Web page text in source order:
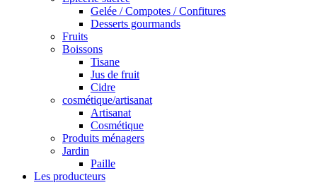
Gelée / Compotes / Confitures
Desserts gourmands
Fruits
Boissons
Tisane
Jus de fruit
Cidre
cosmétique/artisanat
Artisanat
Cosmétique
Produits ménagers
Jardin
Paille
Les producteurs